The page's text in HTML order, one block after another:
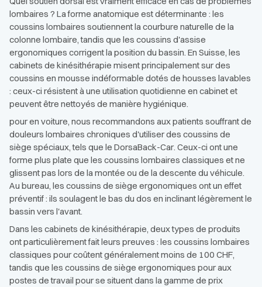
lombaires ? La forme anatomique est déterminante : les
coussins lombaires soutiennent la courbure naturelle de la
colonne lombaire, tandis que les coussins d'assise
ergonomiques corrigent la position du bassin. En Suisse, les
cabinets de kinésithérapie misent principalement sur des
coussins en mousse indéformable dotés de housses lavables
: ceux-ci résistent à une utilisation quotidienne en cabinet et
peuvent être nettoyés de manière hygiénique.
pour en voiture, nous recommandons aux patients souffrant de
douleurs lombaires chroniques d'utiliser des coussins de
siège spéciaux, tels que le DorsaBack-Car. Ceux-ci ont une
forme plus plate que les coussins lombaires classiques et ne
glissent pas lors de la montée ou de la descente du véhicule.
Au bureau, les coussins de siège ergonomiques ont un effet
préventif : ils soulagent le bas du dos en inclinant légèrement le
bassin vers l'avant.
Dans les cabinets de kinésithérapie, deux types de produits
ont particulièrement fait leurs preuves : les coussins lombaires
classiques pour coûtent généralement moins de 100 CHF,
tandis que les coussins de siège ergonomiques pour aux
postes de travail pour se situent dans la gamme de prix